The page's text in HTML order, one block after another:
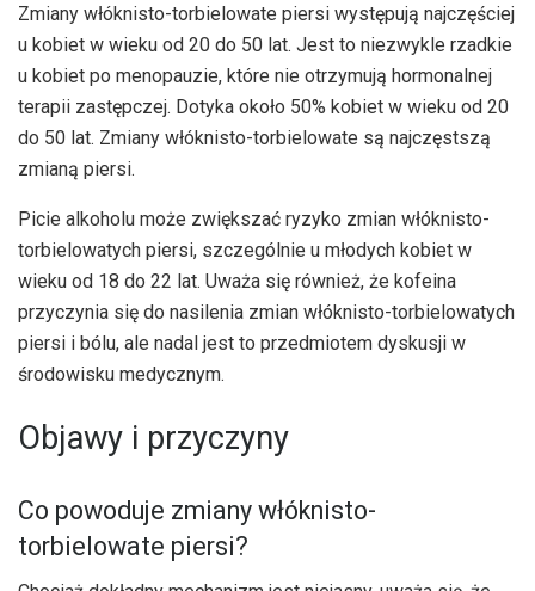
Zmiany włóknisto-torbielowate piersi występują najczęściej
u kobiet w wieku od 20 do 50 lat. Jest to niezwykle rzadkie
u kobiet po menopauzie, które nie otrzymują hormonalnej
terapii zastępczej. Dotyka około 50% kobiet w wieku od 20
do 50 lat. Zmiany włóknisto-torbielowate są najczęstszą
zmianą piersi.
Picie alkoholu może zwiększać ryzyko zmian włóknisto-
torbielowatych piersi, szczególnie u młodych kobiet w
wieku od 18 do 22 lat. Uważa się również, że kofeina
przyczynia się do nasilenia zmian włóknisto-torbielowatych
piersi i bólu, ale nadal jest to przedmiotem dyskusji w
środowisku medycznym.
Objawy i przyczyny
Co powoduje zmiany włóknisto-
torbielowate piersi?